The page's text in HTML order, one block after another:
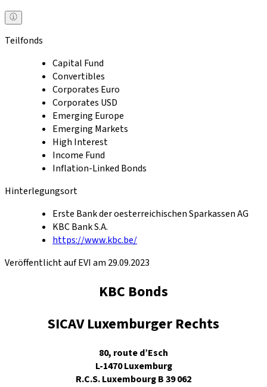
Teilfonds
Capital Fund
Convertibles
Corporates Euro
Corporates USD
Emerging Europe
Emerging Markets
High Interest
Income Fund
Inflation-Linked Bonds
Hinterlegungsort
Erste Bank der oesterreichischen Sparkassen AG
KBC Bank S.A.
https://www.kbc.be/
Veröffentlicht auf EVI am 29.09.2023
KBC Bonds
SICAV Luxemburger Rechts
80, route d’Esch
L-1470 Luxemburg
R.C.S. Luxembourg B 39 062